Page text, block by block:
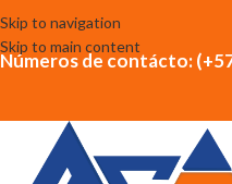
Skip to navigation
Skip to main content
Números de contácto: